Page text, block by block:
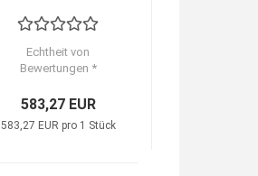
Echtheit von
Bewertungen *
583,27 EUR
583,27 EUR pro 1 Stück